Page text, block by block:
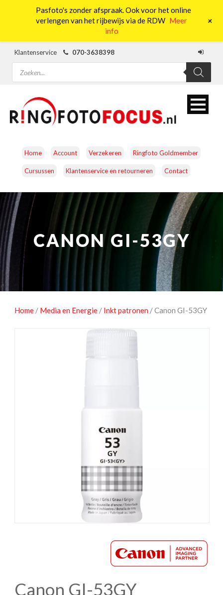
Klantenservice
070-3638398
Producten
zoeken
Home Account Verzekeren Ringfoto Goldmember
Cursussen Klantenservice en retourneren Contact
CAMERA’S OBJECTIEVEN ACCESSOIRES
NATUUROBSERVATIE MEDIA EN ENERGIE
STUDIOFOTOGRAFIE
CANON GI-53GY
Home / Media en Energie / Inkt patronen / Canon GI-53GY
Canon GI-53GY
Pasfoto's zonder afspraak. Ook voor het online
verlengen van het rijbewijs via de RDW Meer
info
+